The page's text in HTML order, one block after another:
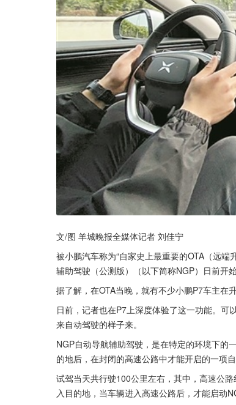
文/图 羊城晚报全媒体记者 刘佳宁
被小鹏汽车称为“自家史上最重要的OTA（远
辅助驾驶（公测版）（以下简称NGP）日前开
据了解，在OTA当晚，就有不少小鹏P7车主在
日前，记者也在P7上深度体验了这一功能。
来自动驾驶的样子来。
NGP自动导航辅助驾驶，是在特定的环境下的
的地后，在封闭的高速公路中才能开启的一项自
试驾当天共行驶100公里左右，其中，高速公
入目的地，当车辆进入高速公路后，才能启动